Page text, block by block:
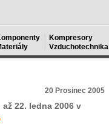
Kompresory
Vzduchotechnika
20 Prosinec 2005
22. ledna 2006 v